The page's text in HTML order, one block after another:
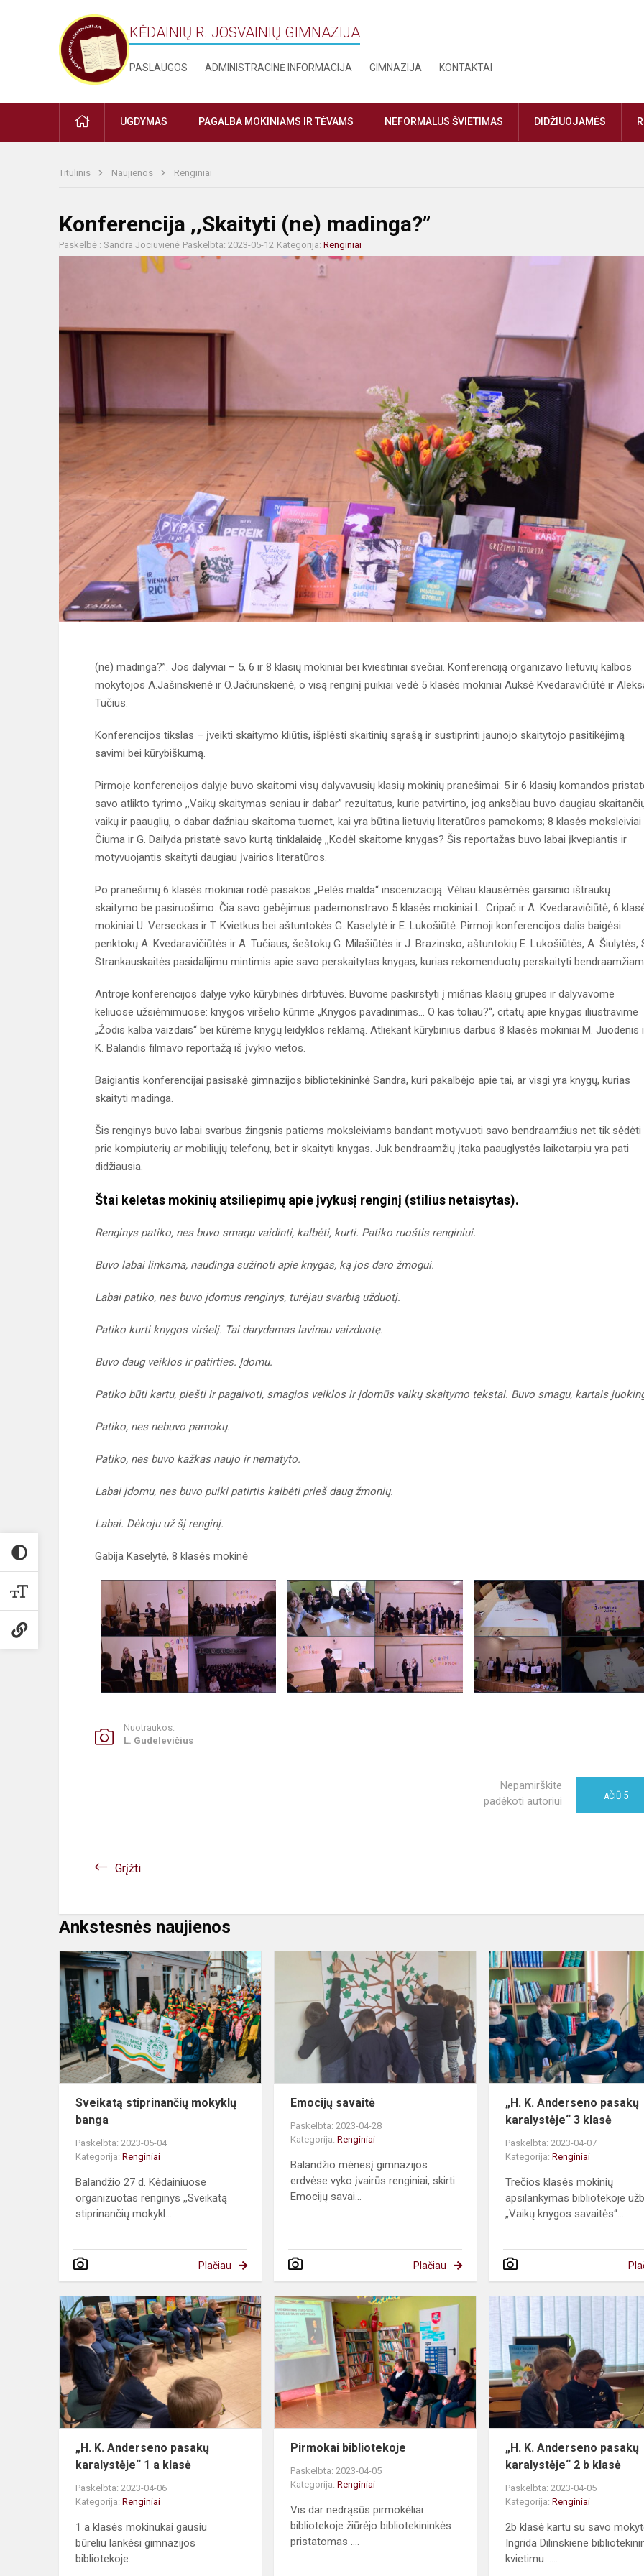
KĖDAINIŲ R. JOSVAINIŲ GIMNAZIJA
PASLAUGOS ADMINISTRACINĖ INFORMACIJA GIMNAZIJA KONTAKTAI
PRADŽIAUGDYMAS PAGALBA MOKINIAMS IR TĖVAMS NEFORMALUS ŠVIETIMAS DIDŽIUOJAMĖS
Titulinis Naujienos Renginiai
Konferencija ,,Skaityti (ne) madinga?”
Paskelbė : Sandra Jociuvienė Paskelbta: 2023-05-12 Kategorija: Renginiai
(ne) madinga?”. Jos dalyviai – 5, 6 ir 8 klasių mokiniai bei kviestiniai svečiai. Konferenciją organizavo lietuvių kalbos
mokytojos A.Jašinskienė ir O.Jačiunskienė, o visą renginį puikiai vedė 5 klasės mokiniai Auksė Kvedaravičiūtė ir
Tučius.
Konferencijos tikslas – įveikti skaitymo kliūtis, išplėsti skaitinių sąrašą ir sustiprinti jaunojo skaitytojo pasitikėjimą
savimi bei kūrybiškumą.
Pirmoje konferencijos dalyje buvo skaitomi visų dalyvavusių klasių mokinių pranešimai: 5 ir 6 klasių komandos
savo atlikto tyrimo ,,Vaikų skaitymas seniau ir dabar” rezultatus, kurie patvirtino, jog anksčiau buvo daugiau
vaikų ir paauglių, o dabar dažniau skaitoma tuomet, kai yra būtina lietuvių literatūros pamokoms; 8 klasės moksleiviai
Čiuma ir G. Dailyda pristatė savo kurtą tinklalaidę ,,Kodėl skaitome knygas? Šis reportažas buvo labai įkvepiantis ir
motyvuojantis skaityti daugiau įvairios literatūros.
Po pranešimų 6 klasės mokiniai rodė pasakos „Pelės malda“ inscenizaciją. Vėliau klausėmės garsinio ištraukų
skaitymo be pasiruošimo. Čia savo gebėjimus pademonstravo 5 klasės mokiniai L. Cripač ir A. Kvedaravičiūtė, 6
mokiniai U. Verseckas ir T. Kvietkus bei aštuntokės G. Kaselytė ir E. Lukošiūtė. Pirmoji konferencijos dalis baigėsi
penktokų A. Kvedaravičiūtės ir A. Tučiaus, šeštokų G. Milašiūtės ir J. Brazinsko, aštuntokių E. Lukošiūtės, A. Šiulytės,
Strankauskaitės pasidalijimu mintimis apie savo perskaitytas knygas, kurias rekomenduotų perskaityti
Antroje konferencijos dalyje vyko kūrybinės dirbtuvės. Buvome paskirstyti į mišrias klasių grupes ir dalyvavome
keliuose užsiėmimuose: knygos viršelio kūrime „Knygos pavadinimas... O kas toliau?“, citatų apie knygas iliustravime
„Žodis kalba vaizdais“ bei kūrėme knygų leidyklos reklamą. Atliekant kūrybinius darbus 8 klasės mokiniai M. Juodenis
K. Balandis filmavo reportažą iš įvykio vietos.
Baigiantis konferencijai pasisakė gimnazijos bibliotekininkė Sandra, kuri pakalbėjo apie tai, ar visgi yra knygų, kurias
skaityti madinga.
Šis renginys buvo labai svarbus žingsnis patiems moksleiviams bandant motyvuoti savo bendraamžius net tik sėdėti
prie kompiuterių ar mobiliųjų telefonų, bet ir skaityti knygas. Juk bendraamžių įtaka paauglystės laikotarpiu yra pati
didžiausia.
Štai keletas mokinių atsiliepimų apie įvykusį renginį (stilius netaisytas).
Renginys patiko, nes buvo smagu vaidinti, kalbėti, kurti. Patiko ruoštis renginiui.
Buvo labai linksma, naudinga sužinoti apie knygas, ką jos daro žmogui.
Labai patiko, nes buvo įdomus renginys, turėjau svarbią užduotį.
Patiko kurti knygos viršelį. Tai darydamas lavinau vaizduotę.
Buvo daug veiklos ir patirties. Įdomu.
Patiko būti kartu, piešti ir pagalvoti, smagios veiklos ir įdomūs vaikų skaitymo tekstai. Buvo smagu, kartais
Patiko, nes nebuvo pamokų.
Patiko, nes buvo kažkas naujo ir nematyto.
Labai įdomu, nes buvo puiki patirtis kalbėti prieš daug žmonių.
Labai. Dėkoju už šį renginį.
Gabija Kaselytė, 8 klasės mokinė
Nuotraukos:
L. Gudelevičius
Nepamirškite
padėkoti autoriui
AČIŪ 5
Grįžti
Ankstesnės naujienos
Sveikatą
stiprinančių
mokyklų
banga
Sveikatą stiprinančių mokyklų
banga
Paskelbta: 2023-05-04
Kategorija: Renginiai
Balandžio 27 d. Kėdainiuose
organizuotas renginys ,,Sveikatą
stiprinančių mokykl...
Plačiau
Emocijų
savaitė
Emocijų savaitė
Paskelbta: 2023-04-28
Kategorija:Renginiai
Balandžio mėnesį gimnazijos
erdvėse vyko įvairūs renginiai, skirti
Emocijų savai...
Plačiau
„H. K. Anderseno pasakų
karalystėje“ 3 klasė
Paskelbta: 2023-04-07
Kategorija:Renginiai
Trečios klasės mokinių
apsilankymas bibliotekoje
„Vaikų knygos savaitės“...
„H.
K.
Anderseno
pasakų
klasė
„H. K. Anderseno pasakų
karalystėje“ 1 a klasė
Paskelbta: 2023-04-06
Kategorija: Renginiai
1 a klasės mokinukai gausiu
būreliu lankėsi gimnazijos
bibliotekoje...
bibliotekoje
Pirmokai bibliotekoje
Paskelbta: 2023-04-05
Kategorija:Renginiai
Vis dar nedrąsūs pirmokėliai
bibliotekoje žiūrėjo bibliotekininkės
pristatomas ....
„H. K. Anderseno pasakų
karalystėje“ 2 b klasė
Paskelbta: 2023-04-05
Kategorija:Renginiai
2b klasė kartu su savo
Ingrida Dilinskiene
kvietimu .....